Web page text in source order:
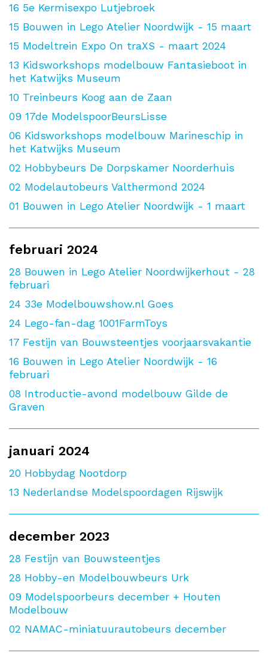
16 5e Kermisexpo Lutjebroek
15 Bouwen in Lego Atelier Noordwijk - 15 maart
15 Modeltrein Expo On traXS - maart 2024
13 Kidsworkshops modelbouw Fantasieboot in
het Katwijks Museum
10 Treinbeurs Koog aan de Zaan
09 17de ModelspoorBeursLisse
06 Kidsworkshops modelbouw Marineschip in
het Katwijks Museum
02 Hobbybeurs De Dorpskamer Noorderhuis
02 Modelautobeurs Valthermond 2024
01 Bouwen in Lego Atelier Noordwijk - 1 maart
februari 2024
28 Bouwen in Lego Atelier Noordwijkerhout - 28
februari
24 33e Modelbouwshow.nl Goes
24 Lego-fan-dag 1001FarmToys
17 Festijn van Bouwsteentjes voorjaarsvakantie
16 Bouwen in Lego Atelier Noordwijk - 16
februari
08 Introductie-avond modelbouw Gilde de
Graven
januari 2024
20 Hobbydag Nootdorp
13 Nederlandse Modelspoordagen Rijswijk
december 2023
28 Festijn van Bouwsteentjes
28 Hobby-en Modelbouwbeurs Urk
09 Modelspoorbeurs december + Houten
Modelbouw
02 NAMAC-miniatuurautobeurs december